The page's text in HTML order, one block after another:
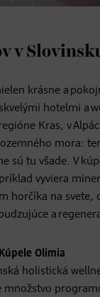
v
krásne a
hotelmi a
Kras, v
mora:
sú tu všade. V
vyviera
horčíka na svete,
a
Olimia
holistická
množstvo